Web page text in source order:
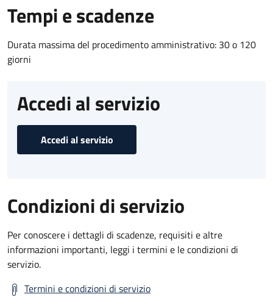
Tempi e scadenze
Durata massima del procedimento amministrativo: 30 o 120
giorni
Accedi al servizio
Accedi al servizio
Condizioni di servizio
Per conoscere i dettagli di scadenze, requisiti e altre
informazioni importanti, leggi i termini e le condizioni di
servizio.
Termini e condizioni di servizio